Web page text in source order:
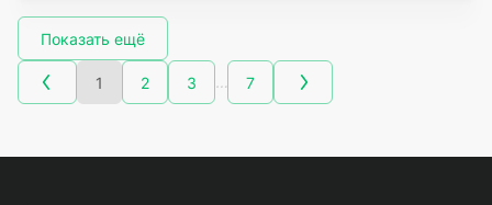
Показать ещё
1 2 3 … 7